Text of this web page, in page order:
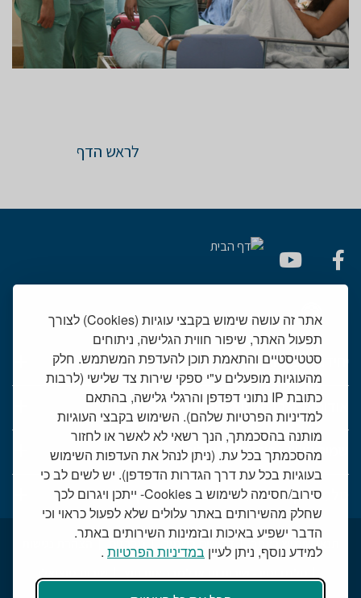
אתר זה עושה שימוש בקבצי עוגיות (Cookies) לצורך
תפעול האתר, שיפור חווית הגלישה, ניתוחים
סטטיסטיים והתאמת תוכן להעדפת המשתמש. חלק
מהעוגיות מופעלים ע"י ספקי שירות צד שלישי (לרבות
כתובת IP נתוני דפדפן והרגלי גלישה, בהתאם
למדיניות הפרטיות שלהם). השימוש בקבצי העוגיות
מותנה בהסכמתך, הנך רשאי לא לאשר או לחזור
מהסכמתך בכל עת. (ניתן לנהל את העדפות השימוש
בעוגיות בכל עת דרך הגדרות הדפדפן). יש לשים לב כי
סירוב/חסימה לשימוש ב Cookies- ייתכן ויגרום לכך
שחלק מהשירותים באתר עלולים שלא לפעול כראוי וכי
הדבר ישפיע באיכות ובזמינות השירותים באתר.
למידע נוסף, ניתן לעיין במדיניות הפרטיות .
לראש הדף
יחידות רפואיות
אודות המרכז הרפואי שמיר
שמיר אישי - פורטל מטופלים
טלמדיסין - שירות וידאו למרפאות חוץ
תנאי שימוש באתר דרושים בשמיר